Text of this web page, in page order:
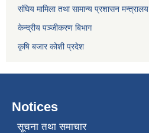
संघिय मामिला तथा सामान्य प्रशासन मन्त्रालय
केन्द्रीय पञ्जीकरण बिभाग
कृषि बजार कोशी प्रदेश
Notices
सूचना तथा समाचार